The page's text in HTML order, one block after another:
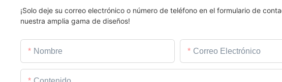
¡Solo deje su correo electrónico o número de teléfono en el formulario de
nuestra amplia gama de diseños!
Nombre Correo Electrónico